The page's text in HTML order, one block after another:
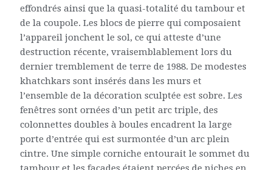
effondrés ainsi que la quasi-totalité du tambour et
de la coupole. Les blocs de pierre qui composaient
l’appareil jonchent le sol, ce qui atteste d’une
destruction récente, vraisemblablement lors du
dernier tremblement de terre de 1988. De modestes
khatchkars sont insérés dans les murs et
l’ensemble de la décoration sculptée est sobre. Les
fenêtres sont ornées d’un petit arc triple, des
colonnettes doubles à boules encadrent la large
porte d’entrée qui est surmontée d’un arc plein
cintre. Une simple corniche entourait le sommet du